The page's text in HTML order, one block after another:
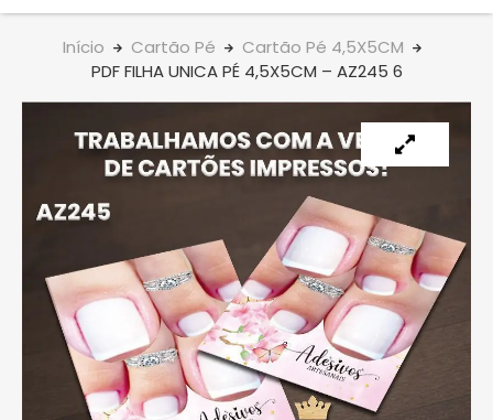
Início Cartão Pé
Cartão Pé 4,5X5CM
PDF FILHA UNICA PÉ 4,5X5CM – AZ245 6